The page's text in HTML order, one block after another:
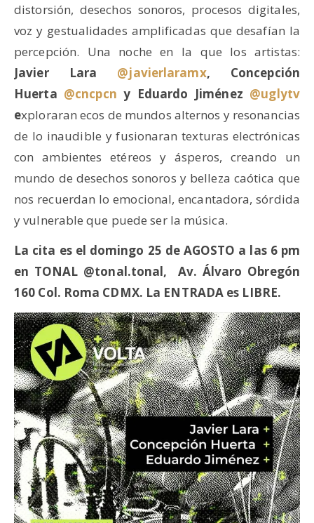
distorsión, desechos sonoros, procesos digitales,
voz y gestualidades amplificadas que desafían la
percepción. Una noche en la que los artistas:
Javier Lara @javierlaramx, Concepción
Huerta @cncpcny Eduardo Jiménez @uglytv
exploraran ecos de mundos alternos y resonancias
de lo inaudible y fusionaran texturas electrónicas
con ambientes etéreos y ásperos, creando un
mundo de desechos sonoros y belleza caótica que
nos recuerdan lo emocional, encantadora, sórdida
y vulnerable que puede ser la música.
La cita es el domingo 25 de AGOSTO a las 6 pm
en TONAL @tonal.tonal, Av. Álvaro Obregón
160 Col. Roma CDMX. La ENTRADA es LIBRE.